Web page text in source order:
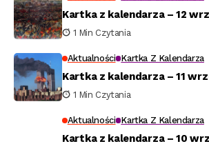
Kartka z kalendarza – 12
1 Min Czytania
Aktualności Kartka Z Kalendarza
Kartka z kalendarza – 11
1 Min Czytania
Aktualności Kartka Z Kalendarza
Kartka z kalendarza – 10